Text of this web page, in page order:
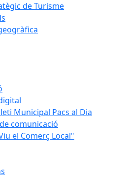
de Turisme
Municipal Pacs al Dia
comunicació
el Comerç Local"